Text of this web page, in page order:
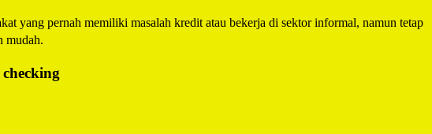
yang pernah memiliki masalah kredit atau bekerja di sektor informal, namun tetap
mudah.